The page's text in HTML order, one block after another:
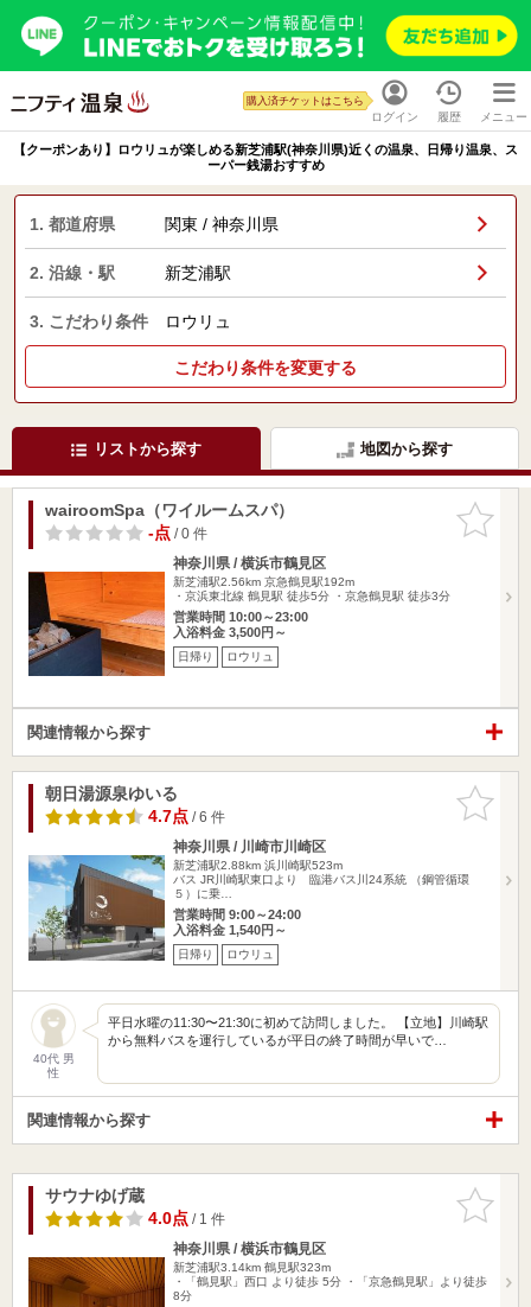
ログイン
購入済チケットはこちら
履歴 メニュー
【クーポンあり】ロウリュが楽しめる新芝浦駅(神奈川県)近くの温泉、日帰り温泉、ス
ーパー銭湯おすすめ
1. 都道府県 関東 / 神奈川県
2. 沿線・駅 新芝浦駅
3. こだわり条件 ロウリュ
こだわり条件を変更する
リストから探す 地図から探す
お気に入
りに追加
wairoomSpa（ワイルームスパ）
-点/ 0 件
神奈川県 / 横浜市鶴見区
新芝浦駅2.56km 京急鶴見駅192m
・京浜東北線 鶴見駅 徒歩5分 ・京急鶴見駅 徒歩3分
営業時間 10:00～23:00
入浴料金 3,500円～
日帰り ロウリュ
関連情報から探す
お気に入
りに追加
朝日湯源泉ゆいる
4.7点/ 6 件
神奈川県 / 川崎市川崎区
新芝浦駅2.88km 浜川崎駅523m
バス JR川崎駅東口より 臨港バス川24系統 （鋼管循環
５）に乗…
営業時間 9:00～24:00
入浴料金 1,540円～
日帰り ロウリュ
40代 男
性
平日水曜の11:30〜21:30に初めて訪問しました。 【立地】川崎駅
から無料バスを運行しているが平日の終了時間が早いで…
関連情報から探す
お気に入
りに追加
サウナゆげ蔵
4.0点/ 1 件
神奈川県 / 横浜市鶴見区
新芝浦駅3.14km 鶴見駅323m
・「鶴見駅」西口 より徒歩 5分 ・「京急鶴見駅」より徒歩
8分